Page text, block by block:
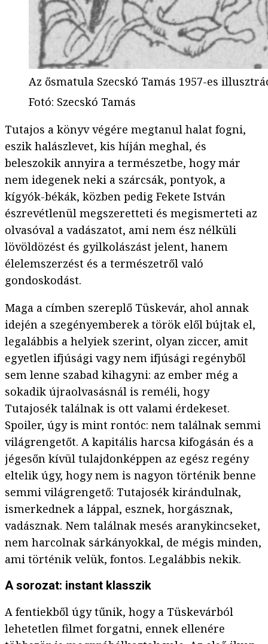
Az ősmatula Szecskó Tamás 1957-es
Fotó: Szecskó Tamás
Tutajos a könyv végére megtanul halat fogni,
eszik halászlevet, kis híján meghal, és
beleszokik annyira a természetbe, hogy már
nem idegenek neki a szárcsák, pontyok, a
kígyók-békák, közben pedig Fekete István
észrevétlenül megszeretteti és megismerteti az
olvasóval a vadászatot, ami nem ész nélküli
lövöldözést és gyilkolászást jelent, hanem
élelemszerzést és a természetről való
gondoskodást.
Maga a címben szereplő Tüskevár, ahol annak
idején a szegényemberek a török elől bújtak el,
legalábbis a helyiek szerint, olyan ziccer, amit
egyetlen ifjúsági vagy nem ifjúsági regényből
sem lenne szabad kihagyni: az ember még a
sokadik újraolvasásnál is reméli, hogy
Tutajosék találnak is ott valami érdekeset.
Spoiler, úgy is mint rontóc: nem találnak semmi
világrengetőt. A kapitális harcsa kifogásán és a
jégesőn kívül tulajdonképpen az egész regény
eltelik úgy, hogy nem is nagyon történik benne
semmi világrengető: Tutajosék kirándulnak,
ismerkednek a láppal, esznek, horgásznak,
vadásznak. Nem találnak mesés aranykincseket,
nem harcolnak sárkányokkal, de mégis minden,
ami történik velük, fontos. Legalábbis nekik.
A sorozat: instant klasszik
A fentiekből úgy tűnik, hogy a Tüskevárból
lehetetlen filmet forgatni, ennek ellenére